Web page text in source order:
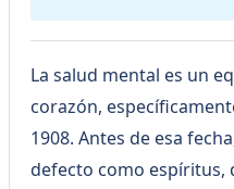
La salud mental es un
corazón,
1908. Antes de esa
defecto como espíritus,